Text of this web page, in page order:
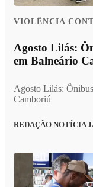
VIOLÊNCIA
Agosto Lilás:
em Balneário
Agosto Lilás:
Camboriú
REDAÇÃO NOTÍCIA